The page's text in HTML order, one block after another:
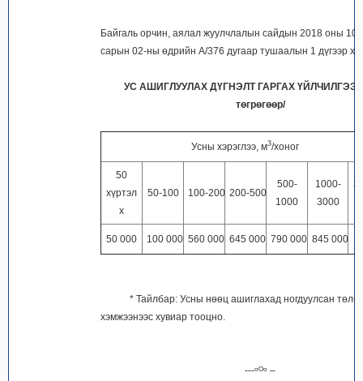
Байгаль орчин, аялал жуулчлалын сайдын 2018 оны 10
сарын 02-ны өдрийн А/376 дугаар тушаалын 1 дүгээр
УС АШИГЛУУЛАХ ДҮГНЭЛТ ГАРГАХ
төгрөгөөр/
Усны хэрэглээ, м3/хоног
50
хүртэл
х
50-100 100-200 200-500
500-
1000
1000-
3000
50 000 100 000 560 000 645 000 790 000 845 000
* Тайлбар: Усны нөөц ашиглахад ногдуулсан
хэмжээнээс хувиар тооцно.
---ᵒᴼᵒ –